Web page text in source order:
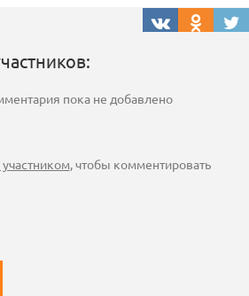
пока не добавлено
участником, чтобы комментировать